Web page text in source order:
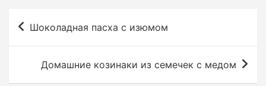
Шоколадная пасха с изюмом
Домашние козинаки из семечек с медом